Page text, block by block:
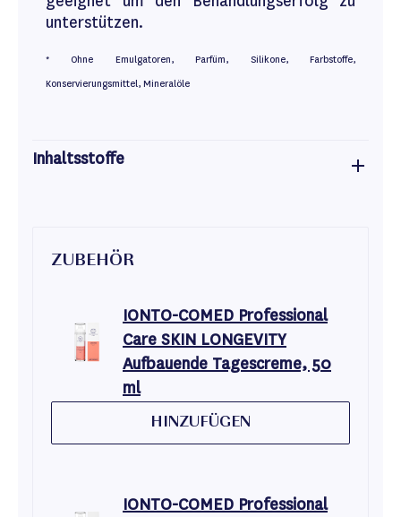
unterstützen.
* Ohne Emulgatoren, Parfüm, Silikone, Farbstoffe,
Konservierungsmittel, Mineralöle
Inhaltsstoffe
ZUBEHÖR
IONTO-COMED Professional
Care SKIN LONGEVITY
Aufbauende Tagescreme, 50
ml
HINZUFÜGEN
IONTO-COMED Professional